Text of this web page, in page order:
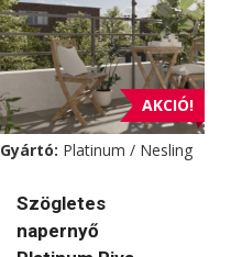
AKCIÓ!
Gyártó: Platinum / Nesling
Szögletes
napernyő